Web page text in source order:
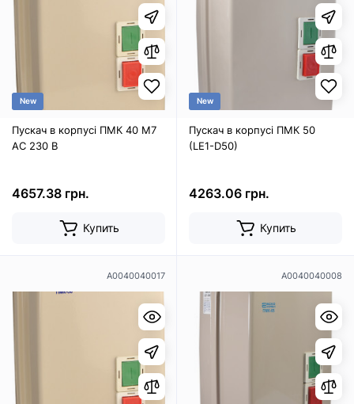
New
Пускач в корпусі ПМК 40 М7
AC 230 B
4657.38 грн.
Купить
New
Пускач в корпусі ПМК 50
(LE1-D50)
4263.06 грн.
Купить
A0040040017 A0040040008